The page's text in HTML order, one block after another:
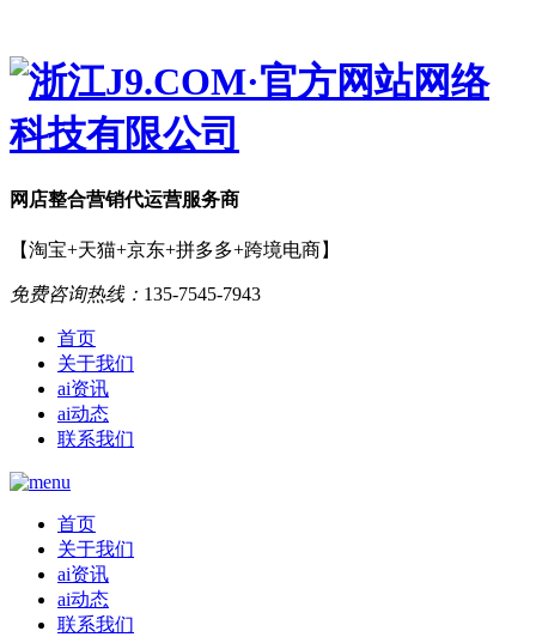
网店整合营销代运营服务商
【淘宝+天猫+京东+拼多多+跨境电商】
免费咨询热线： 135-7545-7943
首页
关于我们
ai资讯
ai动态
联系我们
首页
关于我们
ai资讯
ai动态
联系我们